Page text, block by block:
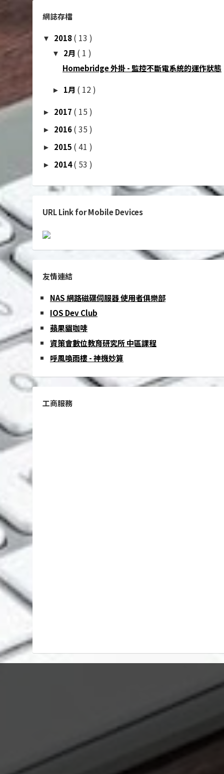
網誌存檔
▼ 2018( 13 )
▼ 2月 ( 1 )
Homebridge 外掛 - 監控不斷電系統的運作狀態
► 1月 ( 12 )
► 2017 ( 15 )
► 2016( 35 )
► 2015 ( 41 )
► 2014( 53 )
URL Link for Mobile Devices
友情連結
NAS 網路磁碟伺服器 使用者俱樂部
IOS Dev Club
蘋果貓咖啡
資策會數位教育研究所 中區課程
呼風喚雨樓 - 神機妙算
工商服務